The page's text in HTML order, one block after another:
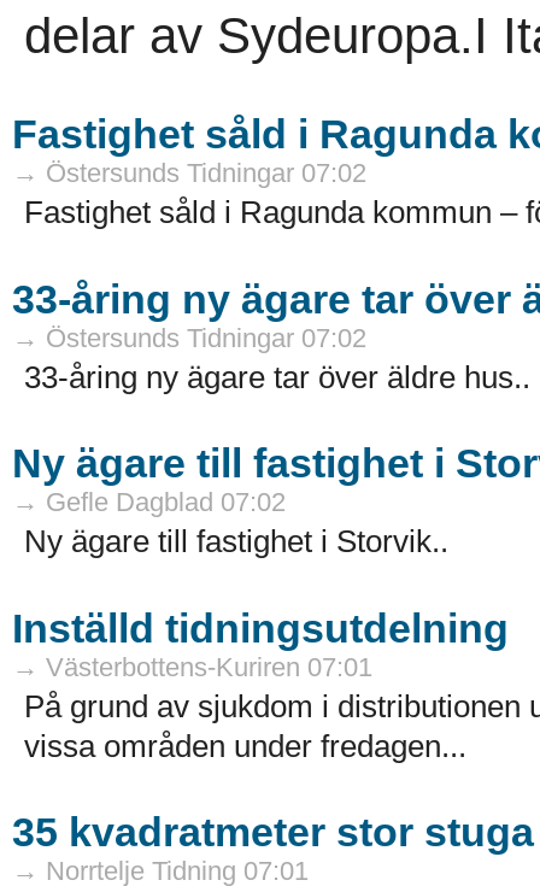
delar av Sydeuropa.I
Fastighet såld i Ragunda
→ Östersunds Tidningar 07:02
Fastighet såld i Ragunda kommun –
33-åring ny ägare tar över
→ Östersunds Tidningar 07:02
33-åring ny ägare tar över äldre hus..
Ny ägare till fastighet i
→ Gefle Dagblad 07:02
Ny ägare till fastighet i Storvik..
Inställd tidningsutdelning
→ Västerbottens-Kuriren 07:01
På grund av sjukdom i distributionen
vissa områden under fredagen...
35 kvadratmeter stor
→ Norrtelje Tidning 07:01